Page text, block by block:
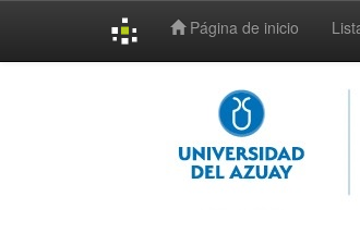
Página de inicio